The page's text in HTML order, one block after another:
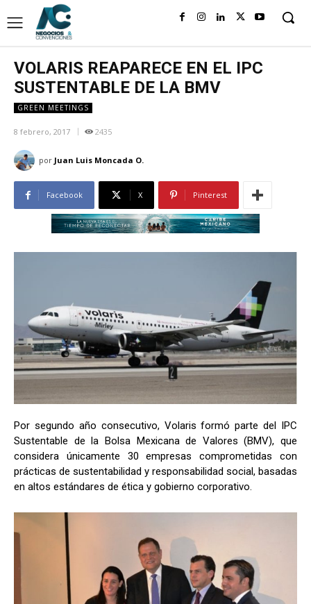
VOLARIS REAPARECE EN EL IPC
SUSTENTABLE DE LA BMV
GREEN MEETINGS
8 febrero, 2017 2435
por Juan Luis Moncada O.
Facebook X Pinterest
Por segundo año consecutivo, Volaris formó parte del IPC
Sustentable de la Bolsa Mexicana de Valores (BMV), que
considera únicamente 30 empresas comprometidas con
prácticas de sustentabilidad y responsabilidad social, basadas
en altos estándares de ética y gobierno corporativo.